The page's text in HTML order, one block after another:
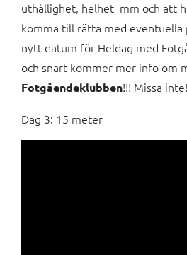
uthållighet, helhet mm och att
komma till rätta med
nytt datum för Heldag med
och snart kommer mer info om
Fotgåendeklubben!!! Missa inte!
Dag 3: 15 meter